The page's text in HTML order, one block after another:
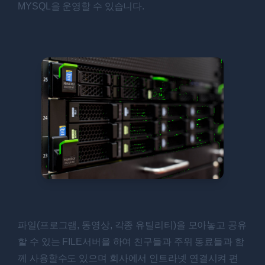
MYSQL을 운영할 수 있습니다.
파일(프로그램, 동영상, 각종 유틸리티)을 모아놓고 공유
할 수 있는 FILE서버을 하여 친구들과 주위 동료들과 함
께 사용할수도 있으며 회사에서 인트라넷 연결시켜 편